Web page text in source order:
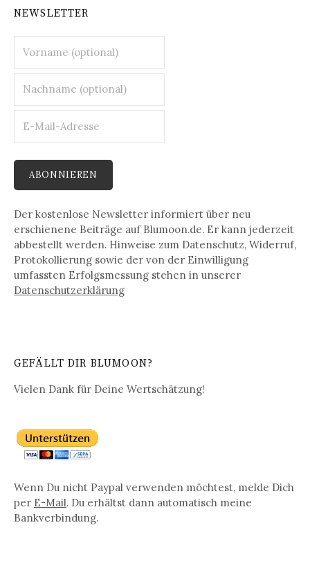
NEWSLETTER
Der kostenlose Newsletter informiert über neu
erschienene Beiträge auf Blumoon.de. Er kann jederzeit
abbestellt werden. Hinweise zum Datenschutz, Widerruf,
Protokollierung sowie der von der Einwilligung
umfassten Erfolgsmessung stehen in unserer
Datenschutz­erklärung
GEFÄLLT DIR BLUMOON?
Vielen Dank für Deine Wertschätzung!
Wenn Du nicht Paypal verwenden möchtest, melde Dich
per E-Mail. Du erhältst dann automatisch meine
Bankverbindung.